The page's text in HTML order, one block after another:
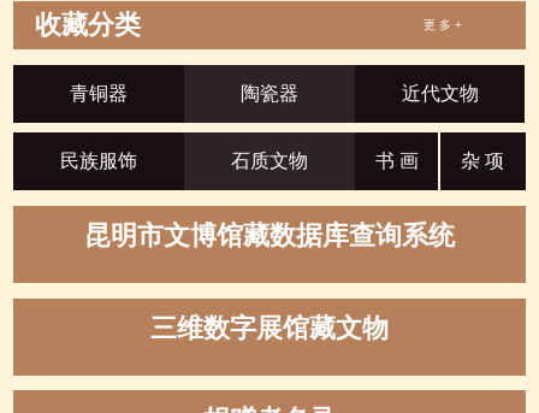
收藏分类 更 多 +
青铜器 陶瓷器 近代文物
民族服饰 石质文物 书 画 杂 项
昆明市文博馆藏数据库查询系统
三维数字展馆藏文物